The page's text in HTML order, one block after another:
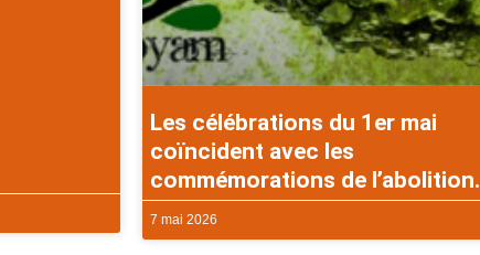
Les célébrations du 1er mai
coïncident avec les
commémorations de l’abolition.
7 mai 2026